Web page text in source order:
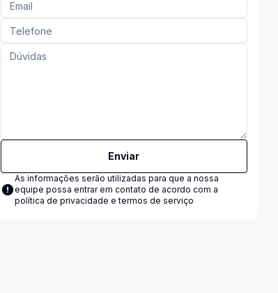
Enviar
As informações serão utilizadas para que a nossa
equipe possa entrar em contato de acordo com a
política de privacidade e termos de serviço